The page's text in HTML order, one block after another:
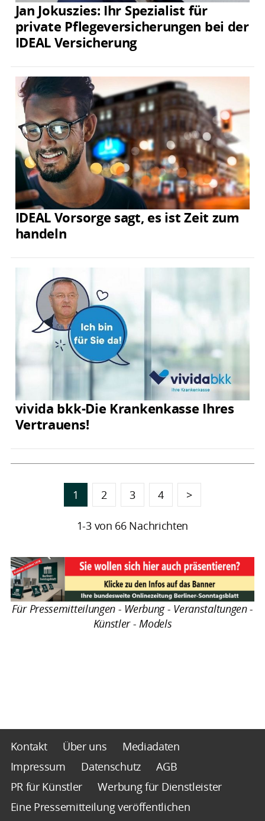
Jan Jokuszies: Ihr Spezialist für
private Pflegeversicherungen bei der
IDEAL Versicherung
IDEAL Vorsorge sagt, es ist Zeit zum
handeln
vivida bkk-Die Krankenkasse Ihres
Vertrauens!
1 2 3 4 >
1-3 von 66 Nachrichten
Für Pressemitteilungen - Werbung - Veranstaltungen -
Künstler - Models
Kontakt Über uns
Mediadaten
Impressum
Datenschutz
AGB
PR für Künstler
Werbung für Dienstleister
Eine Pressemitteilung veröffentlichen